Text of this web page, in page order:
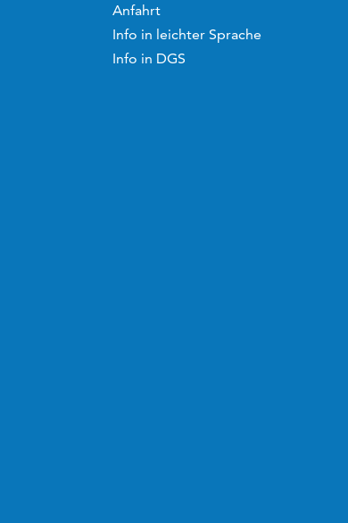
Anfahrt
Info in leichter Sprache
Info in DGS